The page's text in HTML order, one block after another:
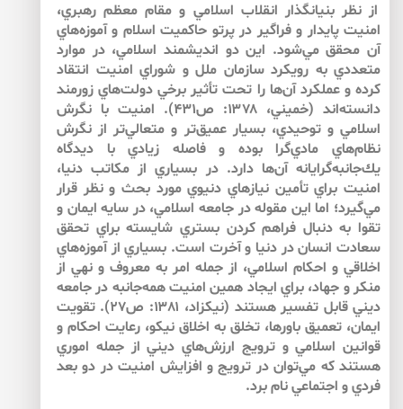
از نظر بنيانگذار انقلاب اسلامي و مقام معظم رهبري،
امنيت پايدار و فراگير در پرتو حاكميت اسلام و آموزه‌هاي
آن محقق مي‌شود. اين دو انديشمند اسلامي، در موارد
متعددي به رويكرد سازمان ملل و شوراي امنيت انتقاد
كرده و عملكرد آن‌ها را تحت تأثير برخي دولت‌هاي زورمند
دانسته‌اند (خميني، ۱۳۷۸: ص۴۳۱). امنيت با نگرش
اسلامي و توحيدي، بسيار عميق‌تر و متعالي‌تر از نگرش‌
نظام‌هاي مادي‌گرا بوده و فاصله زيادي با ديدگاه
يك‌جانبه‌گرايانه آن‌ها دارد. در بسياري از مكاتب دنيا،
امنيت براي تأمين نيازها‌ي دنيوي مورد بحث و نظر قرار
مي‌گيرد؛ اما اين مقوله در جامعه اسلامي، در سايه ايمان و
تقوا به دنبال فراهم كردن بستري شايسته براي تحقق
سعادت انسان در دنيا و آخرت است. بسياري از آموزه‌هاي
اخلاقي و احكام اسلامي، از جمله امر به معروف و نهي از
منكر و جهاد، براي ايجاد همين امنيت همه‌جانبه در جامعه
ديني قابل تفسير هستند (نيكزاد، ۱۳۸۱: ص۲۷). تقويت
ايمان، تعميق باورها، تخلق به اخلاق نيكو، رعايت احكام و
قوانين اسلامي و ترويج ارزش‌هاي ديني از جمله اموري
هستند كه مي‌توان در ترويج و افزايش امنيت در دو بعد
فردي و اجتماعي نام برد.